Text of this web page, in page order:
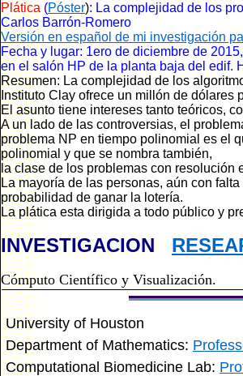
Plática(Póster): La complejidad de los
Carlos Barrón-Romero
Versión en español de mi investigación
Fecha y lugar: 1ero de diciembre de
en el salón HP de la planta baja del edif.
Resumen: La complejidad de los
Instituto Clay ofrece un millón de dólares
El asunto tiene intereses tanto teóricos,
A un lado de las controversias, el
problema NP en tiempo polinomial es el
polinomial y que se nombra también,
la clase de los problemas con resolución
La mayoría de las personas, aún con
probabilidad de ganar la lotería.
La plática esta dirigida a todo público y
INVESTIGACION
Cómputo Científico y Visualización.
University of Houston
Department of Mathematics:
Computational Biomedicine Lab: